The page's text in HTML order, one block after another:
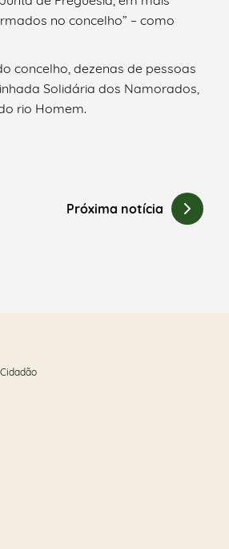
no concelho” – como
concelho, dezenas de pessoas
Solidária dos Namorados,
rio Homem.
Próxima notícia